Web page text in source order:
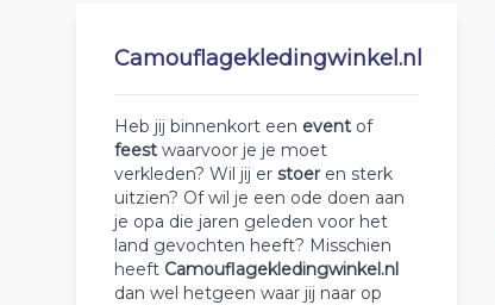
Camouflagekledingwinkel.nl
Heb jij binnenkort een event of
feest waarvoor je je moet
verkleden? Wil jij er stoeren sterk
uitzien? Of wil je een ode doen aan
je opa die jaren geleden voor het
land gevochten heeft? Misschien
heeft Camouflagekledingwinkel.nl
dan wel hetgeen waar jij naar op